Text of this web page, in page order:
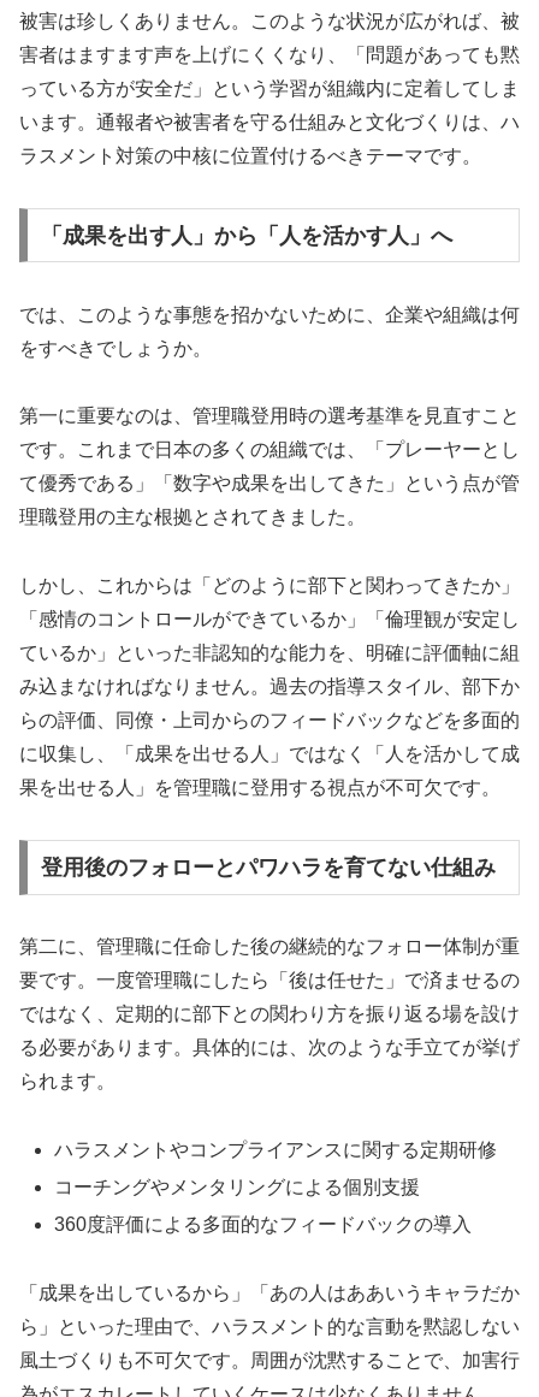
被害は珍しくありません。このような状況が広がれば、被
害者はますます声を上げにくくなり、「問題があっても黙
っている方が安全だ」という学習が組織内に定着してしま
います。通報者や被害者を守る仕組みと文化づくりは、ハ
ラスメント対策の中核に位置付けるべきテーマです。
「成果を出す人」から「人を活かす人」へ
では、このような事態を招かないために、企業や組織は何
をすべきでしょうか。
第一に重要なのは、管理職登用時の選考基準を見直すこと
です。これまで日本の多くの組織では、「プレーヤーとし
て優秀である」「数字や成果を出してきた」という点が管
理職登用の主な根拠とされてきました。
しかし、これからは「どのように部下と関わってきたか」
「感情のコントロールができているか」「倫理観が安定し
ているか」といった非認知的な能力を、明確に評価軸に組
み込まなければなりません。過去の指導スタイル、部下か
らの評価、同僚・上司からのフィードバックなどを多面的
に収集し、「成果を出せる人」ではなく「人を活かして成
果を出せる人」を管理職に登用する視点が不可欠です。
登用後のフォローとパワハラを育てない仕組み
第二に、管理職に任命した後の継続的なフォロー体制が重
要です。一度管理職にしたら「後は任せた」で済ませるの
ではなく、定期的に部下との関わり方を振り返る場を設け
る必要があります。具体的には、次のような手立てが挙げ
られます。
ハラスメントやコンプライアンスに関する定期研修
コーチングやメンタリングによる個別支援
360度評価による多面的なフィードバックの導入
「成果を出しているから」「あの人はああいうキャラだか
ら」といった理由で、ハラスメント的な言動を黙認しない
風土づくりも不可欠です。周囲が沈黙することで、加害行